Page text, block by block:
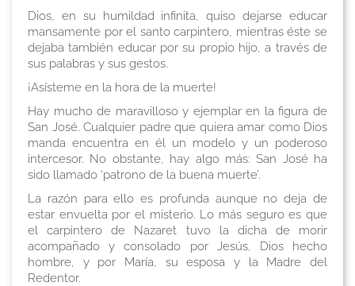
Dios, en su humildad infinita, quiso dejarse educar
mansamente por el santo carpintero, mientras éste se
dejaba también educar por su propio hijo, a través de
sus palabras y sus gestos.
¡Asísteme en la hora de la muerte!
Hay mucho de maravilloso y ejemplar en la figura de
San José. Cualquier padre que quiera amar como Dios
manda encuentra en él un modelo y un poderoso
intercesor. No obstante, hay algo más: San José ha
sido llamado ‘patrono de la buena muerte’.
La razón para ello es profunda aunque no deja de
estar envuelta por el misterio. Lo más seguro es que
el carpintero de Nazaret tuvo la dicha de morir
acompañado y consolado por Jesús, Dios hecho
hombre, y por María, su esposa y la Madre del
Redentor.